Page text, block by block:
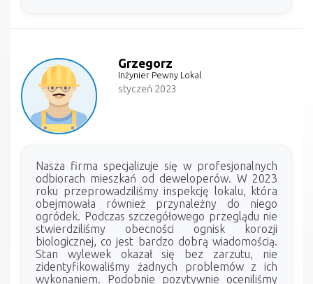
Grzegorz
Inżynier Pewny Lokal
styczeń 2023
Nasza firma specjalizuje się w profesjonalnych
odbiorach mieszkań od deweloperów. W 2023
roku przeprowadziliśmy inspekcję lokalu, która
obejmowała również przynależny do niego
ogródek. Podczas szczegółowego przeglądu nie
stwierdziliśmy obecności ognisk korozji
biologicznej, co jest bardzo dobrą wiadomością.
Stan wylewek okazał się bez zarzutu, nie
zidentyfikowaliśmy żadnych problemów z ich
wykonaniem. Podobnie pozytywnie oceniliśmy